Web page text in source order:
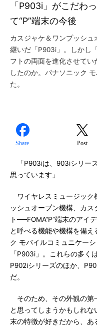
「P903i」がこだわ
て“P”端末の今後
カスジャケ＆ワンプッシュ
継いだ「P903i」。しかし
フトの両面を進化させて
したのか。パナソニック
た。
Share Post
「P903iは、903iシリーズ
思っています」
ワイヤレスミュージック
ッシュオープン機構、カス
ト──FOMA“P”端末のアイ
と呼べる機能や機構を備え
ク モバイルコミュニケー
「P903i」。これらの多く
P902iシリーズのほか、
だ。
そのため、その外観の第
と思ってしまうかもしれな
末の特徴が好きだから、